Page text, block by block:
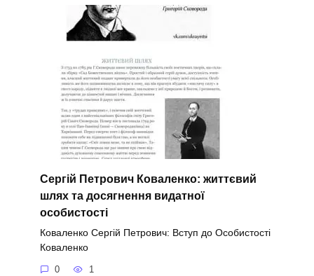
Сергій Петрович Коваленко: життєвий
шлях та досягнення видатної
особистості
Коваленко Сергій Петрович: Вступ до Особистості
Коваленко
0 1